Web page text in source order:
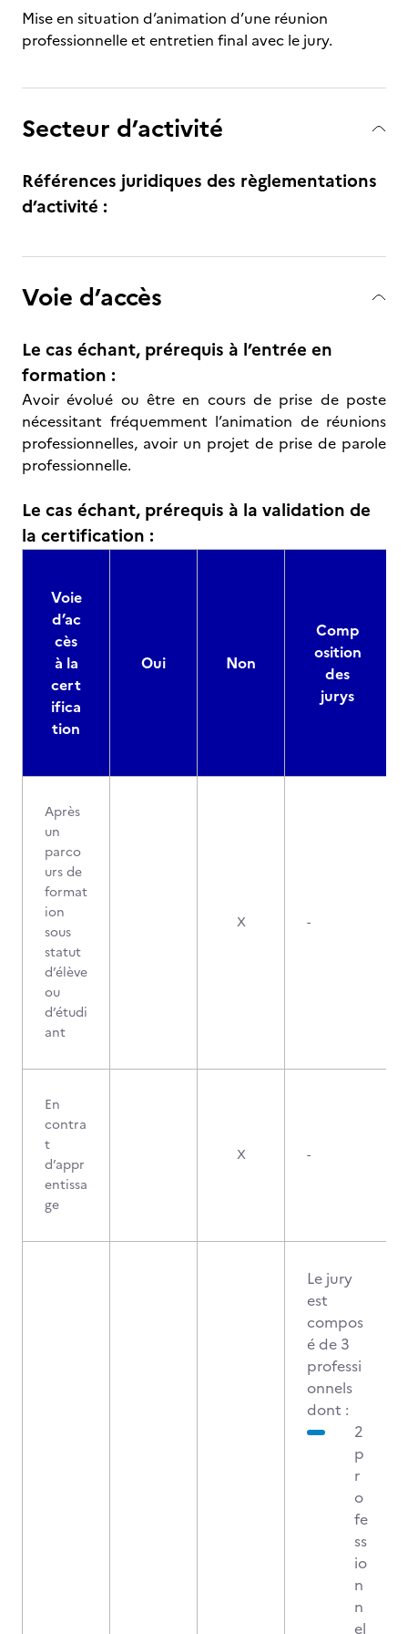
Mise en situation d’animation d’une réunion
professionnelle et entretien final avec le jury.
Secteur d’activité
Références juridiques des règlementations
d’activité :
Voie d’accès
Le cas échant, prérequis à l’entrée en
formation :
Avoir évolué ou être en cours de prise de poste
nécessitant fréquemment l’animation de réunions
professionnelles, avoir un projet de prise de parole
professionnelle.
Le cas échant, prérequis à la validation de
la certification :
Voie
d’ac
cès
à la
cert
ifica
tion
Oui Non
Comp
osition
des
jurys
Après
un
parco
urs de
format
ion
sous
statut
d’élève
ou
d’étudi
ant
X -
En
contra
t
d’appr
entissa
ge
X -
Le jury
est
compos
é de 3
professi
onnels
dont :
2
p
r
o
fe
ss
io
n
n
el